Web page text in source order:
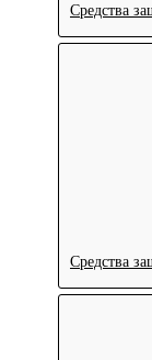
Средства
Средства